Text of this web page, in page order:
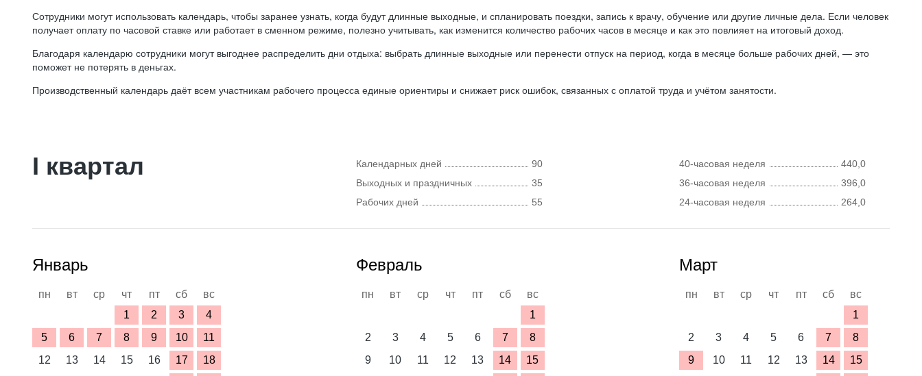
Сотрудники могут использовать календарь, чтобы заранее узнать, когда будут длинные выходные, и спланировать поездки, запись к врачу, обучение или другие личные дела. Если человек
получает оплату по часовой ставке или работает в сменном режиме, полезно учитывать, как изменится количество рабочих часов в месяце и как это повлияет на итоговый доход.
Благодаря календарю сотрудники могут выгоднее распределить дни отдыха: выбрать длинные выходные или перенести отпуск на период, когда в месяце больше рабочих дней, — это
поможет не потерять в деньгах.
Производственный календарь даёт всем участникам рабочего процесса единые ориентиры и снижает риск ошибок, связанных с оплатой труда и учётом занятости.
I квартал Календарных дней
90
Выходных и праздничных
35
Рабочих дней
55
40-часовая неделя
440,0
36-часовая неделя
396,0
24-часовая неделя
264,0
Январь
пн вт ср чт пт сб
вс
1
2 3
4
5
6 7 8 9 10
11
12
13 14 15 16 17
18
Февраль
пн вт ср чт пт сб
вс
1
2
3 4 5 6 7
8
9
10 11 12 13 14
15
Март
пн вт ср чт пт сб
вс
1
2
3 4 5 6 7
8
9
10 11 12 13 14
15